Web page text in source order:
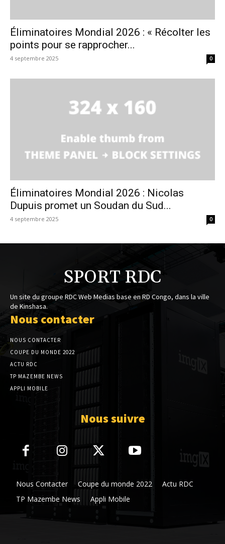
Éliminatoires Mondial 2026 : « Récolter les
points pour se rapprocher...
4 septembre 2025 0
Éliminatoires Mondial 2026 : Nicolas
Dupuis promet un Soudan du Sud...
4 septembre 2025 0
SPORT RDC
Un site du groupe RDC Web Medias base en RD Congo, dans la ville
de Kinshasa.
Nous contacter
NOUS CONTACTER
COUPE DU MONDE 2022
ACTU RDC
TP MAZEMBE NEWS
APPLI MOBILE
Nous suivre
Nous Contacter Coupe du monde 2022
Actu RDC
TP Mazembe News
Appli Mobile